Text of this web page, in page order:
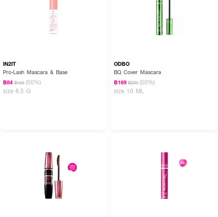
IN2IT
Pro-Lash Mascara & Base
฿84 ฿169 (50%)
size 6.5 G
ODBO
BQ Cover Mascara
฿169 ฿339 (50%)
size 10 ML